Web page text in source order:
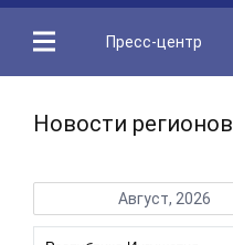
Пресс-центр
Новости регионов
Август, 2026